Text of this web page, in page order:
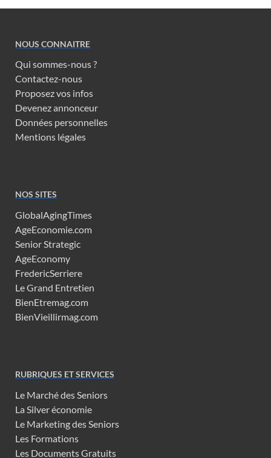
NOUS CONNAITRE
Qui sommes-nous ?
Contactez-nous
Proposez vos infos
Devenez annonceur
Données personnelles
Mentions légales
NOS SITES
GlobalAgingTimes
AgeEconomie.com
Senior Strategic
AgeEconomy
FredericSerriere
Le Grand Entretien
BienEtremag.com
BienVieillirmag.com
RUBRIQUES ET SERVICES
Le Marché des Seniors
La Silver économie
Le Marketing des Seniors
Les Formations
Les Documents Gratuits